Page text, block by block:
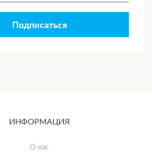
Подписаться
ИНФОРМАЦИЯ
О нас